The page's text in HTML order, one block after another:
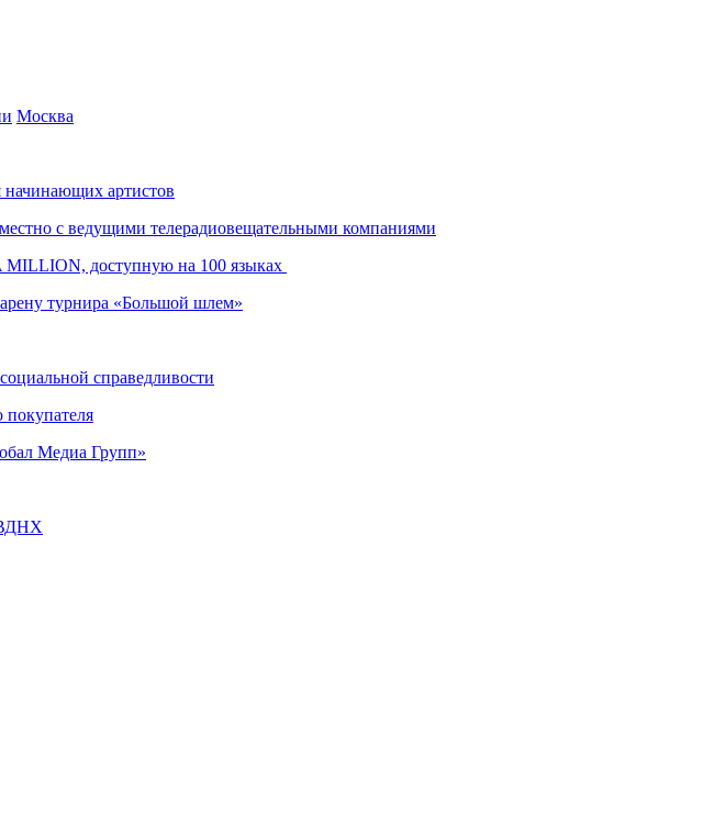
Москва
начинающих артистов
с ведущими телерадиовещательными компаниями
MILLION, доступную на 100 языках
турнира «Большой шлем»
справедливости
покупателя
Медиа Групп»
ВДНХ